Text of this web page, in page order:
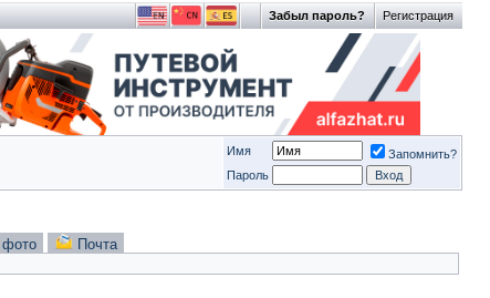
Регистрация
Забыл пароль?
Имя
Запомнить?
Пароль
Почта